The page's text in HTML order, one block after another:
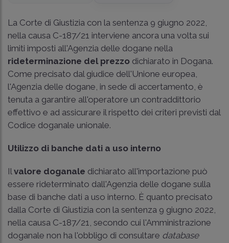
La Corte di Giustizia con la sentenza 9 giugno 2022,
nella causa C-187/21 interviene ancora una volta sui
limiti imposti all'Agenzia delle dogane nella
rideterminazione del prezzo dichiarato in Dogana.
Come precisato dal giudice dell'Unione europea,
l'Agenzia delle dogane, in sede di accertamento, è
tenuta a garantire all'operatore un contraddittorio
effettivo e ad assicurare il rispetto dei criteri previsti dal
Codice doganale unionale.
Utilizzo di banche dati a uso interno
Il valore doganale dichiarato all'importazione può
essere rideterminato dall'Agenzia delle dogane sulla
base di banche dati a uso interno. È quanto precisato
dalla Corte di Giustizia con la sentenza 9 giugno 2022,
nella causa C-187/21, secondo cui l'Amministrazione
doganale non ha l'obbligo di consultare database